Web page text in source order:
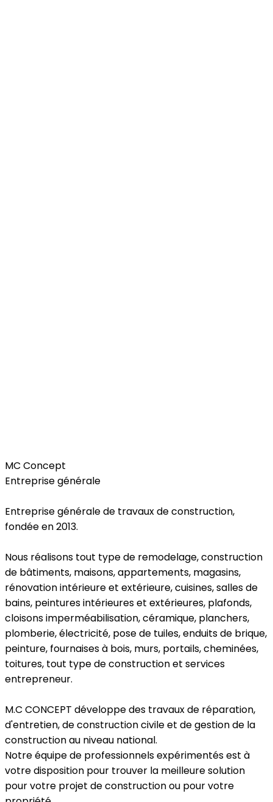
MC Concept
Entreprise générale
Entreprise générale de travaux de construction,
fondée en 2013.
Nous réalisons tout type de remodelage, construction
de bâtiments, maisons, appartements, magasins,
rénovation intérieure et extérieure, cuisines, salles de
bains, peintures intérieures et extérieures, plafonds,
cloisons imperméabilisation, céramique, planchers,
plomberie, électricité, pose de tuiles, enduits de brique,
peinture, fournaises à bois, murs, portails, cheminées,
toitures, tout type de construction et services
entrepreneur.
M.C CONCEPT développe des travaux de réparation,
d'entretien, de construction civile et de gestion de la
construction au niveau national.
Notre équipe de professionnels expérimentés est à
votre disposition pour trouver la meilleure solution
pour votre projet de construction ou pour votre